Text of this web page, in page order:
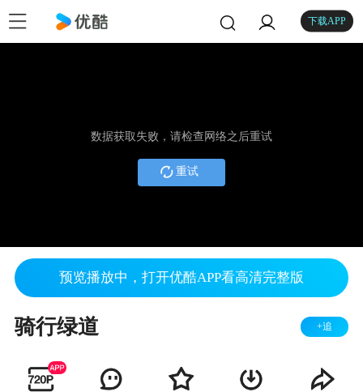
下载APP
数据获取失败，请检查网络之后重试
重试
预览播放中，打开优酷APP看高清完整版
骑行绿道 +追